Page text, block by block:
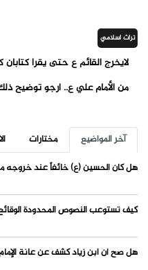
تراث اسلامي
لايخرج القائم ع حتى يقرأ كتابان
من الأمام علي ع.. ارجو توضيح
آخر المواضيع مختارات
هل كان الحسين (ع) خائفاً عند خروجه
كيف تستوعب النصوص المحدودة
هل صح أن ابن زياد كشف عن عانة